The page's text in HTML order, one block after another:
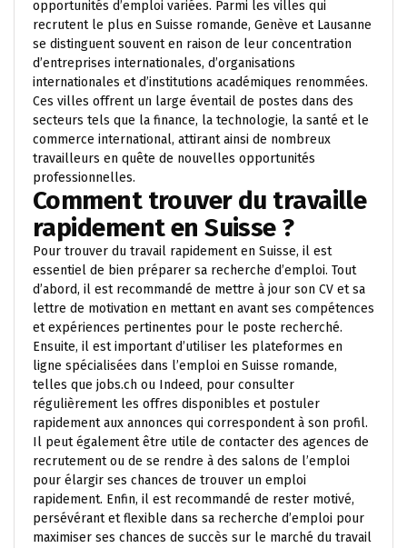
opportunités d’emploi variées. Parmi les villes qui
recrutent le plus en Suisse romande, Genève et Lausanne
se distinguent souvent en raison de leur concentration
d’entreprises internationales, d’organisations
internationales et d’institutions académiques renommées.
Ces villes offrent un large éventail de postes dans des
secteurs tels que la finance, la technologie, la santé et le
commerce international, attirant ainsi de nombreux
travailleurs en quête de nouvelles opportunités
professionnelles.
Comment trouver du travaille
rapidement en Suisse ?
Pour trouver du travail rapidement en Suisse, il est
essentiel de bien préparer sa recherche d’emploi. Tout
d’abord, il est recommandé de mettre à jour son CV et sa
lettre de motivation en mettant en avant ses compétences
et expériences pertinentes pour le poste recherché.
Ensuite, il est important d’utiliser les plateformes en
ligne spécialisées dans l’emploi en Suisse romande,
telles que jobs.ch ou Indeed, pour consulter
régulièrement les offres disponibles et postuler
rapidement aux annonces qui correspondent à son profil.
Il peut également être utile de contacter des agences de
recrutement ou de se rendre à des salons de l’emploi
pour élargir ses chances de trouver un emploi
rapidement. Enfin, il est recommandé de rester motivé,
persévérant et flexible dans sa recherche d’emploi pour
maximiser ses chances de succès sur le marché du travail